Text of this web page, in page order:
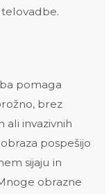
pomaga
brez
invazivnih
pospešijo
sijaju in
obrazne